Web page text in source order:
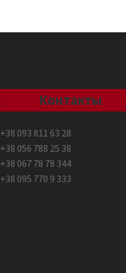
Контакты
+38 093 811 63 28
+38 056 788 25 38
+38 067 78 78 344
+38 095 770 9 333